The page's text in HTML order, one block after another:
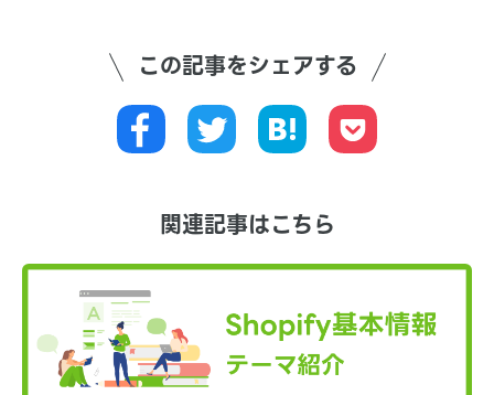
この記事をシェアする
関連記事はこちら